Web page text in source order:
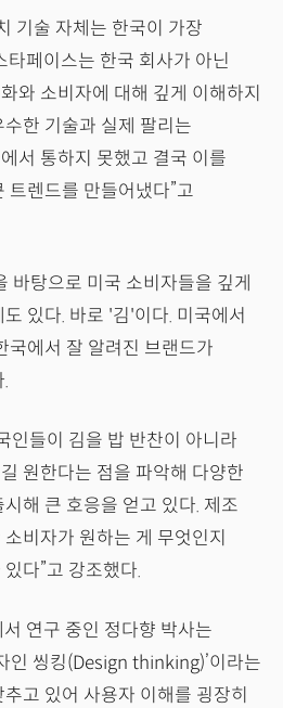
기술 자체는 한국이 가장
타페이스는 한국 회사가 아닌
와 소비자에 대해 깊게 이해하지
한 기술과 실제 팔리는
서 통하지 못했고 결국 이를
트렌드를 만들어냈다”고
바탕으로 미국 소비자들을 깊게
있다. 바로 '김'이다. 미국에서
국에서 잘 알려진 브랜드가
인들이 김을 밥 반찬이 아니라
원한다는 점을 파악해 다양한
해 큰 호응을 얻고 있다. 제조
비자가 원하는 게 무엇인지
다”고 강조했다.
연구 중인 정다향 박사는
인 씽킹(Design thinking)’이라는
고 있어 사용자 이해를 굉장히